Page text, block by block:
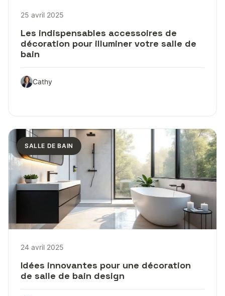
25 avril 2025
Les indispensables accessoires de
décoration pour illuminer votre salle de
bain
Cathy
SALLE DE BAIN
24 avril 2025
Idées innovantes pour une décoration
de salle de bain design